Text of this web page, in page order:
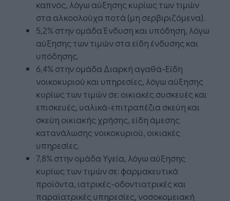
καπνός, λόγω αύξησης κυρίως των τιμών
στα αλκοολούχα ποτά (μη σερβιριζόμενα).
5,2% στην ομάδα Ένδυση και υπόδηση, λόγω
αύξησης των τιμών στα είδη ένδυσης και
υπόδησης.
6,4% στην ομάδα Διαρκή αγαθά-Είδη
νοικοκυριού και υπηρεσίες, λόγω αύξησης
κυρίως των τιμών σε: οικιακές συσκευές και
επισκευές, υαλικά-επιτραπέζια σκεύη και
σκεύη οικιακής χρήσης, είδη άμεσης
κατανάλωσης νοικοκυριού, οικιακές
υπηρεσίες.
7,8% στην ομάδα Υγεία, λόγω αύξησης
κυρίως των τιμών σε: φαρμακευτικά
προϊόντα, ιατρικές-οδοντιατρικές και
παραϊατρικές υπηρεσίες, νοσοκομειακή